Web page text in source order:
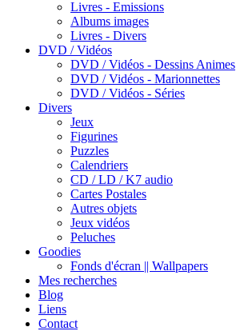
Livres - Emissions
Albums images
Livres - Divers
DVD / Vidéos
DVD / Vidéos - Dessins Animes
DVD / Vidéos - Marionnettes
DVD / Vidéos - Séries
Divers
Jeux
Figurines
Puzzles
Calendriers
CD / LD / K7 audio
Cartes Postales
Autres objets
Jeux vidéos
Peluches
Goodies
Fonds d'écran || Wallpapers
Mes recherches
Blog
Liens
Contact